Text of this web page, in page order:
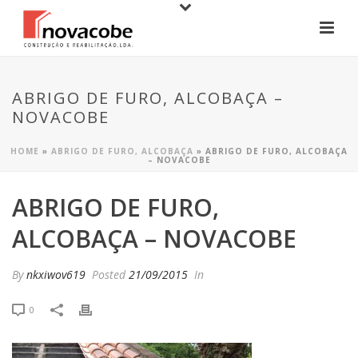
ABRIGO DE FURO, ALCOBAÇA –
NOVACOBE
HOME » ABRIGO DE FURO, ALCOBAÇA » ABRIGO DE FURO, ALCOBAÇA
– NOVACOBE
ABRIGO DE FURO,
ALCOBAÇA – NOVACOBE
Bynkxiwov619 Posted 21/09/2015 In
0